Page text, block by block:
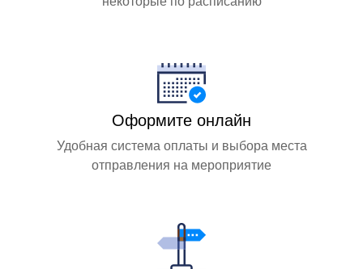
Оформите онлайн
Удобная система оплаты и выбора места
отправления на мероприятие